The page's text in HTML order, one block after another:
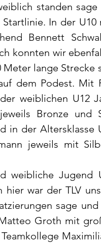
standen
In der U10
Bennett
konnten wir
Meter lange Strecke
dem Podest. Mit
weiblichen U12
Bronze und
in der Altersklasse
jeweils mit
weibliche Jugend
hier war der TLV
sage
Groth mit